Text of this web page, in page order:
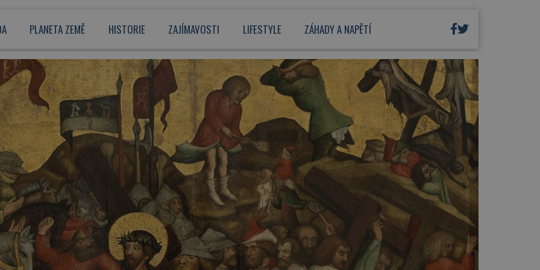
PLANETA ZEMĚ HISTORIE ZAJÍMAVOSTI LIFESTYLE ZÁHADY A NAPĚTÍ